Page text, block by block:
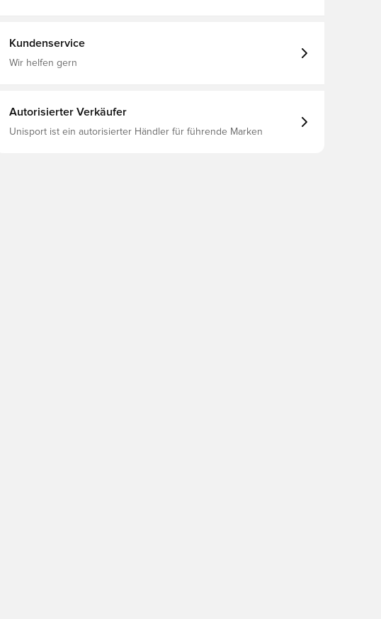
Kundenservice
Wir helfen gern
Autorisierter Verkäufer
Unisport ist ein autorisierter Händler für führende Marken